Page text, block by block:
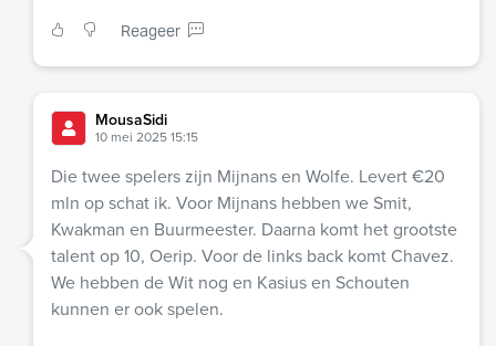
Reageer
MousaSidi
10 mei 2025 15:15
Die twee spelers zijn Mijnans en Wolfe. Levert €20
mln op schat ik. Voor Mijnans hebben we Smit,
Kwakman en Buurmeester. Daarna komt het grootste
talent op 10, Oerip. Voor de links back komt Chavez.
We hebben de Wit nog en Kasius en Schouten
kunnen er ook spelen.